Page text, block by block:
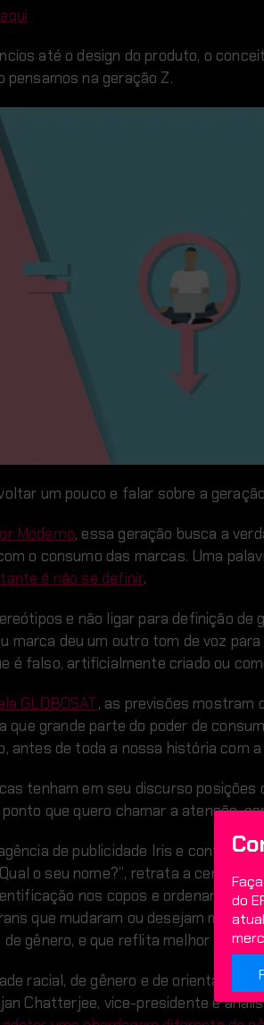
até o design do produto, o
pensamos na geração Z.
um pouco e falar sobre a
Moderno, essa geração busca a
o consumo das marcas. Uma
é não se definir.
e não ligar para definição de
marca deu um outro tom de voz
é falso, artificialmente criado ou
GLOBOSAT, as previsões mostram
grande parte do poder de
antes de toda a nossa história com a
tenham em seu discurso
que quero chamar a atenção,
de publicidade Iris e contou
o seu nome?”, retrata a cena
nos copos e ordenamento
que mudaram ou desejam mudar
gênero, e que reflita melhor sua
racial, de gênero e de orientação
Chatterjee, vice-presidente e
do